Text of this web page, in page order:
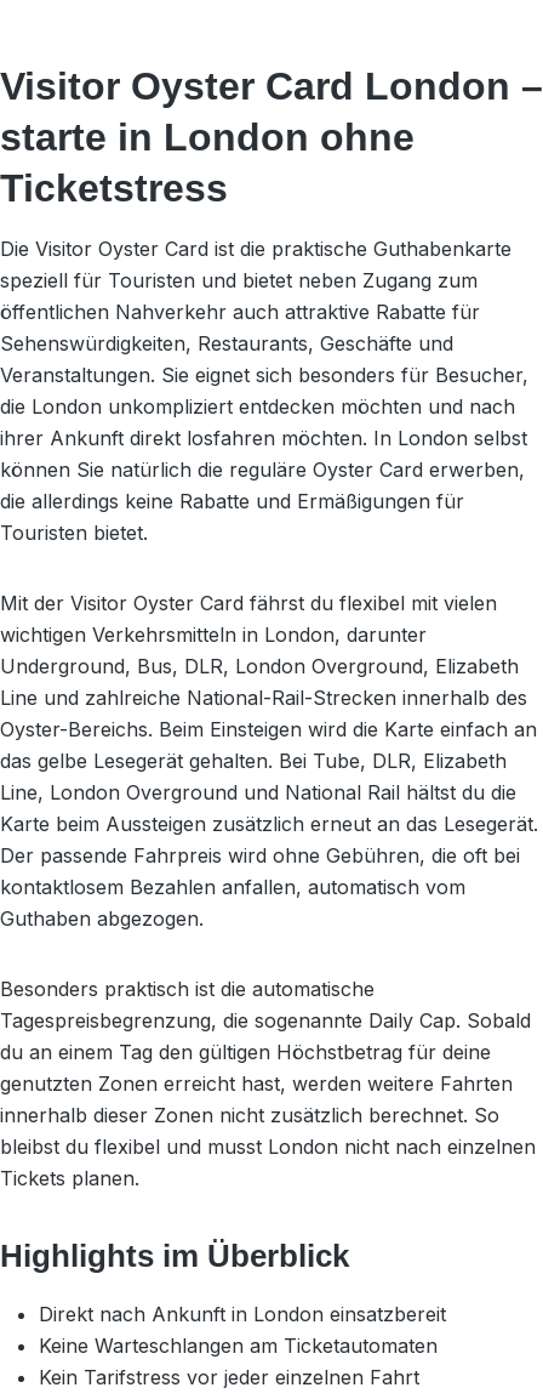
Visitor Oyster Card London –
starte in London ohne
Ticketstress
Die Visitor Oyster Card ist die praktische Guthabenkarte
speziell für Touristen und bietet neben Zugang zum
öffentlichen Nahverkehr auch attraktive Rabatte für
Sehenswürdigkeiten, Restaurants, Geschäfte und
Veranstaltungen. Sie eignet sich besonders für Besucher,
die London unkompliziert entdecken möchten und nach
ihrer Ankunft direkt losfahren möchten. In London selbst
können Sie natürlich die reguläre Oyster Card erwerben,
die allerdings keine Rabatte und Ermäßigungen für
Touristen bietet.
Mit der Visitor Oyster Card fährst du flexibel mit vielen
wichtigen Verkehrsmitteln in London, darunter
Underground, Bus, DLR, London Overground, Elizabeth
Line und zahlreiche National-Rail-Strecken innerhalb des
Oyster-Bereichs. Beim Einsteigen wird die Karte einfach an
das gelbe Lesegerät gehalten. Bei Tube, DLR, Elizabeth
Line, London Overground und National Rail hältst du die
Karte beim Aussteigen zusätzlich erneut an das Lesegerät.
Der passende Fahrpreis wird ohne Gebühren, die oft bei
kontaktlosem Bezahlen anfallen, automatisch vom
Guthaben abgezogen.
Besonders praktisch ist die automatische
Tagespreisbegrenzung, die sogenannte Daily Cap. Sobald
du an einem Tag den gültigen Höchstbetrag für deine
genutzten Zonen erreicht hast, werden weitere Fahrten
innerhalb dieser Zonen nicht zusätzlich berechnet. So
bleibst du flexibel und musst London nicht nach einzelnen
Tickets planen.
Highlights im Überblick
Direkt nach Ankunft in London einsatzbereit
Keine Warteschlangen am Ticketautomaten
Kein Tarifstress vor jeder einzelnen Fahrt